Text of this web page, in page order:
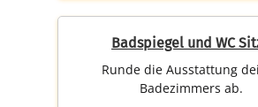
Badspiegel und WC
Runde die Ausstattung
Badezimmers ab.